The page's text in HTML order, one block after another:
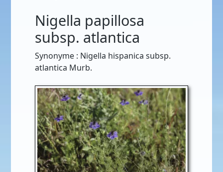
Nigella papillosa
subsp. atlantica
Synonyme : Nigella hispanica subsp.
atlantica Murb.